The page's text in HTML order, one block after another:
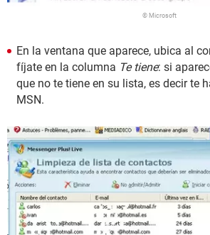
© Microsoft
En la ventana que aparece, ubica al
fíjate en la columna Te tiene: si
que no te tiene en su lista, es decir te
MSN.